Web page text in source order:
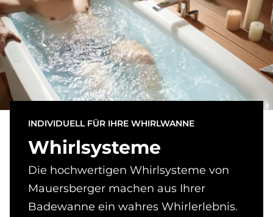
INDIVIDUELL FÜR IHRE WHIRLWANNE
Whirl­sy­ste­me
Die hochwertigen Whirlsysteme von
Mauersberger machen aus Ihrer
Badewanne ein wahres Whirlerlebnis.